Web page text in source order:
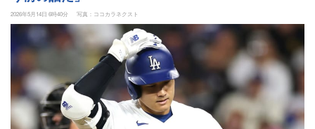
2026年5月14日 6時40分 写真：ココカラネクスト